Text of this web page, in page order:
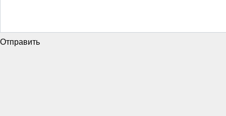
Отправить